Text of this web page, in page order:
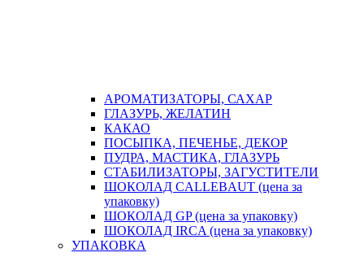
АРОМАТИЗАТОРЫ, САХАР
ГЛАЗУРЬ, ЖЕЛАТИН
КАКАО
ПОСЫПКА, ПЕЧЕНЬЕ, ДЕКОР
ПУДРА, МАСТИКА, ГЛАЗУРЬ
СТАБИЛИЗАТОРЫ, ЗАГУСТИТЕЛИ
ШОКОЛАД CALLEBAUT (цена за
упаковку)
ШОКОЛАД GP (цена за упаковку)
ШОКОЛАД IRCA (цена за упаковку)
УПАКОВКА